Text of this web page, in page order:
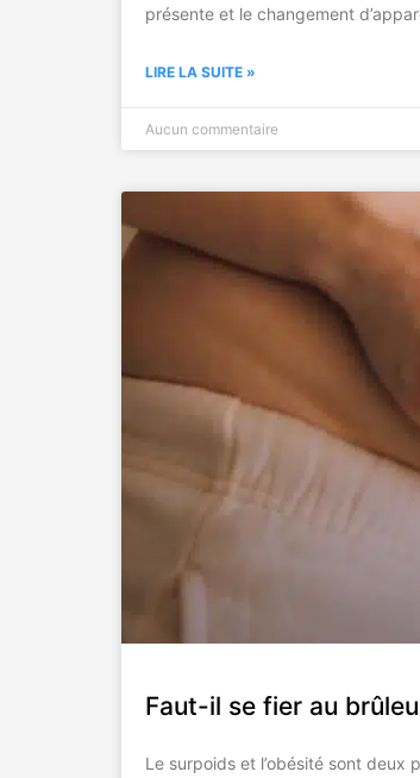
présente et le changement
LIRE LA SUITE »
Aucun commentaire
Faut-il se fier au
Le surpoids et l’obésité sont